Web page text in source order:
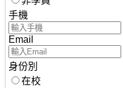
手機
Email
身份別
在校